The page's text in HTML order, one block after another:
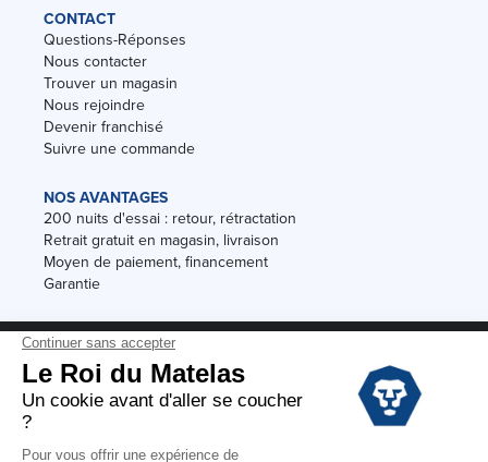
CONTACT
Questions-Réponses
Nous contacter
Trouver un magasin
Nous rejoindre
Devenir franchisé
Suivre une commande
NOS AVANTAGES
200 nuits d'essai : retour, rétractation
Retrait gratuit en magasin, livraison
Moyen de paiement, financement
Garantie
Conditions des offres
Black Friday
Destockage